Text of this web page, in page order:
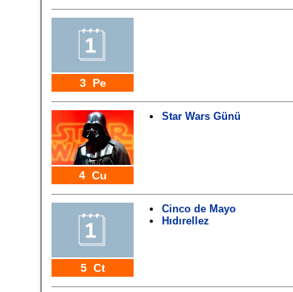
3 Pe
4 Cu
Star Wars Günü
5 Ct
Cinco de Mayo
Hıdırellez